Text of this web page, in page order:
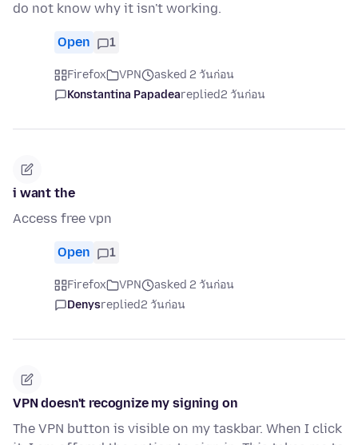
do not know why it isn't working.
Open 1
Firefox VPN
asked 2 วันก่อน
Konstantina Papadeareplied2 วันก่อน
i want the
Access free vpn
Open 1
Firefox VPN
asked 2 วันก่อน
Denysreplied2 วันก่อน
VPN doesn't recognize my signing on
The VPN button is visible on my taskbar. When I click